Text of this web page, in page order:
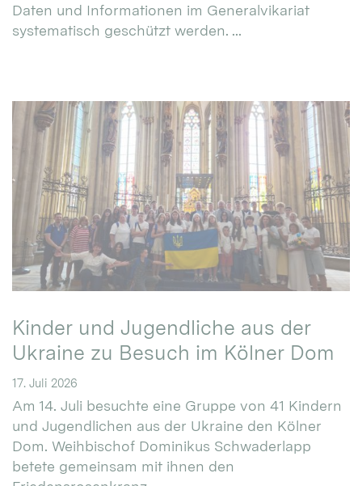
Daten und Informationen im Generalvikariat
systematisch geschützt werden. ...
Kinder und Jugendliche aus der
Ukraine zu Besuch im Kölner Dom
17. Juli 2026
Am 14. Juli besuchte eine Gruppe von 41 Kindern
und Jugendlichen aus der Ukraine den Kölner
Dom. Weihbischof Dominikus Schwaderlapp
betete gemeinsam mit ihnen den